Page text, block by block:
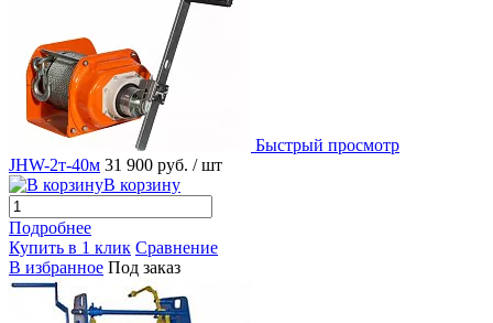
Быстрый просмотр
JHW-2т-40м 31 900 руб. / шт
В корзину
Подробнее
Купить в 1 клик Сравнение
В избранное Под заказ